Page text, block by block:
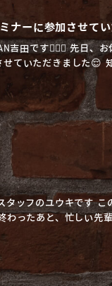
ナーに参加させて
吉田です🧔🏻‍♂️ 先日、
ていただきました😌
タッフのユウキです こ
わったあと、忙しい先